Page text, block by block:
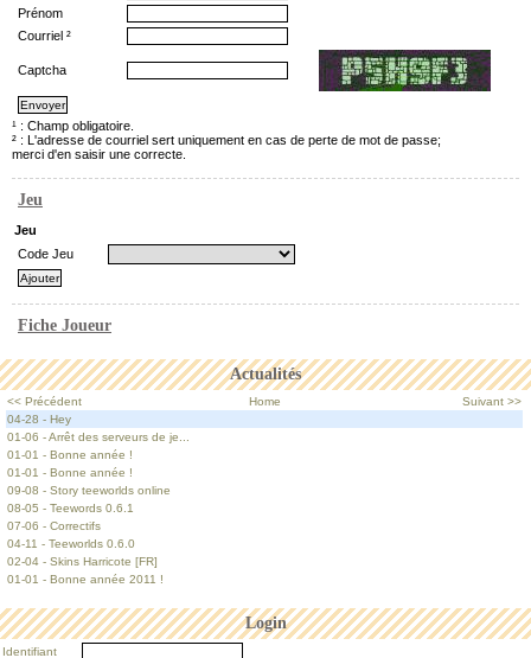
Actualités
<< Précédent Home
Suivant >>
04-28 - Hey
01-06 - Arrêt des serveurs de je...
01-01 - Bonne année !
01-01 - Bonne année !
09-08 - Story teeworlds online
08-05 - Teewords 0.6.1
07-06 - Correctifs
04-11 - Teeworlds 0.6.0
02-04 - Skins Harricote [FR]
01-01 - Bonne année 2011 !
Login
Identifiant
Prénom
Courriel ²
Captcha
¹ : Champ obligatoire.
² : L'adresse de courriel sert uniquement en cas de perte de mot de passe;
merci d'en saisir une correcte.
Jeu
Jeu
Code Jeu
Fiche Joueur